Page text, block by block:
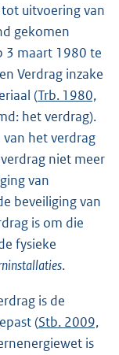
uitvoering van
gekomen
3 maart 1980 te
Verdrag inzake
(Trb. 1980,
het verdrag).
het verdrag
niet meer
van
beveiliging van
is om die
fysieke
.
is de
(Stb. 2009,
wet is